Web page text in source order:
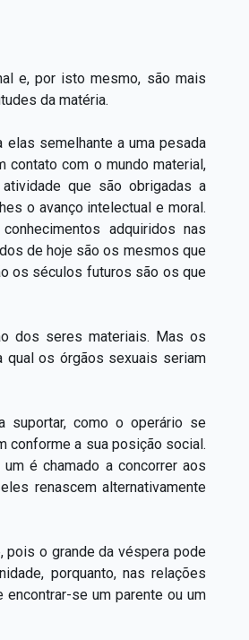
e, por isto mesmo, são mais
da matéria.
elas semelhante a uma pesada
contato com o mundo material,
que são obrigadas a
o avanço intelectual e moral.
adquiridos nas
de hoje são os mesmos que
os séculos futuros são os que
dos seres materiais. Mas os
qual os órgãos sexuais seriam
suportar, como o operário se
conforme a sua posição social.
é chamado a concorrer aos
renascem alternativamente
pois o grande da véspera pode
porquanto, nas relações
se um parente ou um